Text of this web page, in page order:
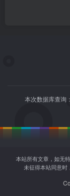
本次数据库查询：
本站所有文章，如无
未征得本站同意时